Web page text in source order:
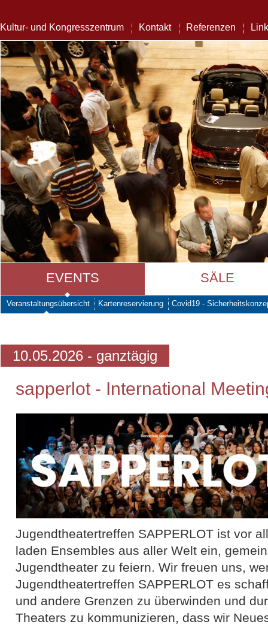
Kultur- und Kongresszentrum Kontakt Referenzen
EVENTS SÄLE
Veranstaltungsübersicht Kartenreservierung Covid19 -
10.05.2026 - ganztägig
sapperlot - International
Jugendtheatertreffen SAPPERLOT ist vor
laden Ensembles aus aller Welt ein,
Jugendtheater zu feiern. Wir freuen uns,
Jugendtheatertreffen SAPPERLOT es
und andere Grenzen zu überwinden und
Theaters zu kommunizieren, dass wir